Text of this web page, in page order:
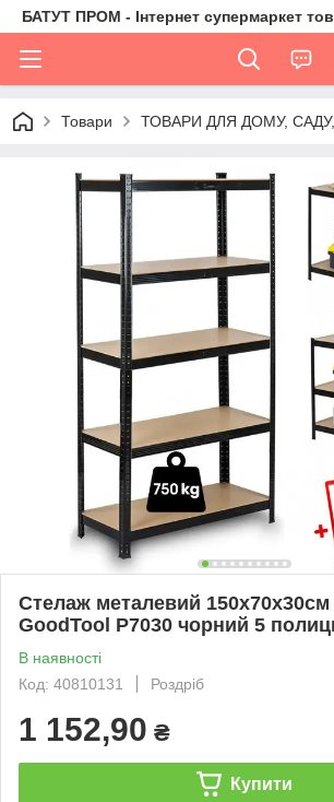
БАТУТ ПРОМ - Інтернет супермаркет
Товари ТОВАРИ ДЛЯ ДОМУ,
Стелаж металевий
GoodTool P7030 чорний 5
В наявності
Код: 40810131
Роздріб
1 152,90 ₴
Купити